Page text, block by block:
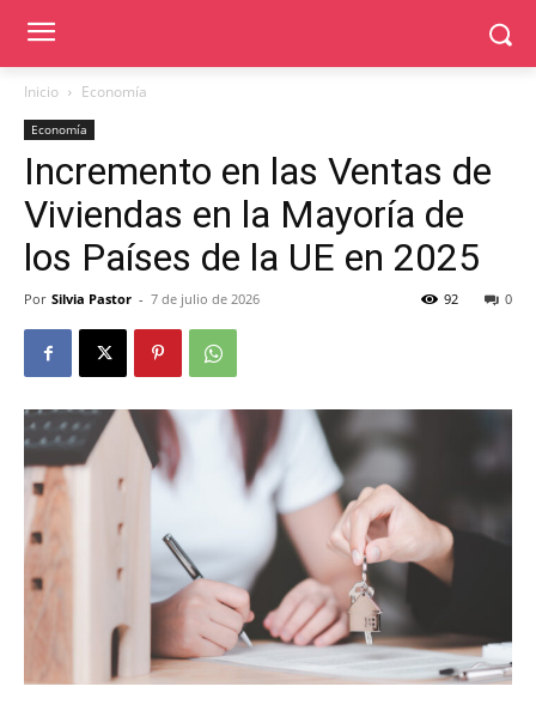
Inicio Economía
Economía
Incremento en las Ventas de
Viviendas en la Mayoría de
los Países de la UE en 2025
Por Silvia Pastor - 7 de julio de 2026 0
92